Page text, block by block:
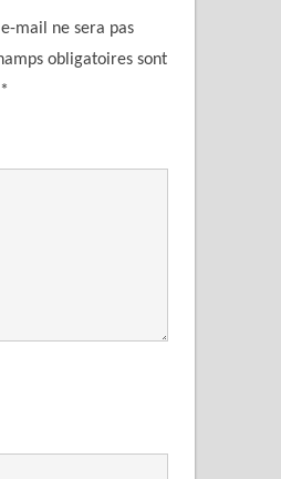
mail ne sera pas
obligatoires sont
*